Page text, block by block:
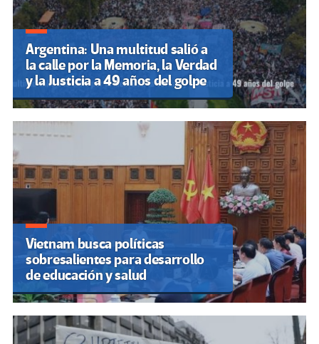
Argentina: Una multitud salió a
la calle por la Memoria, la Verdad
y la Justicia a 49 años del golpe
Vietnam busca políticas
sobresalientes para desarrollo
de educación y salud